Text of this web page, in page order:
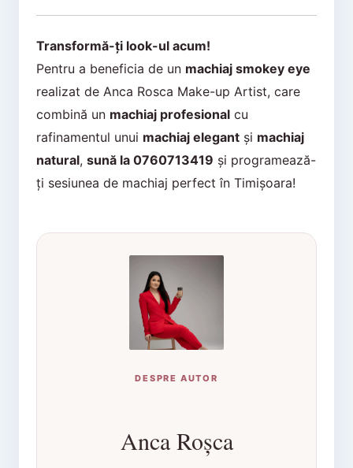
Transformă-ți look-ul acum!
Pentru a beneficia de un machiaj smokey eye
realizat de Anca Rosca Make-up Artist, care
combină un machiaj profesionalcu
rafinamentul unui machiaj elegantși machiaj
natural, sună la 0760713419 și programează-
ți sesiunea de machiaj perfect în Timișoara!
DESPRE AUTOR
Anca Roșca